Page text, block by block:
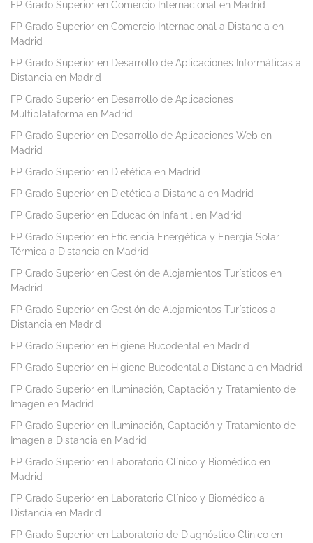
FP Grado Superior en Comercio Internacional en Madrid
FP Grado Superior en Comercio Internacional a Distancia en
Madrid
FP Grado Superior en Desarrollo de Aplicaciones Informáticas a
Distancia en Madrid
FP Grado Superior en Desarrollo de Aplicaciones
Multiplataforma en Madrid
FP Grado Superior en Desarrollo de Aplicaciones Web en
Madrid
FP Grado Superior en Dietética en Madrid
FP Grado Superior en Dietética a Distancia en Madrid
FP Grado Superior en Educación Infantil en Madrid
FP Grado Superior en Eficiencia Energética y Energía Solar
Térmica a Distancia en Madrid
FP Grado Superior en Gestión de Alojamientos Turísticos en
Madrid
FP Grado Superior en Gestión de Alojamientos Turísticos a
Distancia en Madrid
FP Grado Superior en Higiene Bucodental en Madrid
FP Grado Superior en Higiene Bucodental a Distancia en Madrid
FP Grado Superior en Iluminación, Captación y Tratamiento de
Imagen en Madrid
FP Grado Superior en Iluminación, Captación y Tratamiento de
Imagen a Distancia en Madrid
FP Grado Superior en Laboratorio Clínico y Biomédico en
Madrid
FP Grado Superior en Laboratorio Clínico y Biomédico a
Distancia en Madrid
FP Grado Superior en Laboratorio de Diagnóstico Clínico en